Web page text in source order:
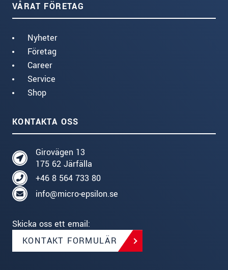
VÅRAT FÖRETAG
Nyheter
Företag
Career
Service
Shop
KONTAKTA OSS
Girovägen 13
175 62 Järfälla
+46 8 564 733 80
info@micro-epsilon.se
Skicka oss ett email:
KONTAKT FORMULÄR